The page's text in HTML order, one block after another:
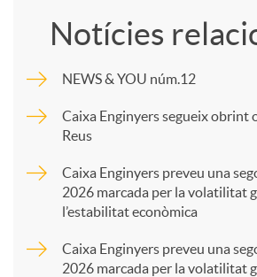
p
a
Notícies
NEWS & YOU núm.12
Caixa Enginyers segueix obrint
Reus
Caixa Enginyers preveu una
2026 marcada per la volatilitat
l’estabilitat econòmica
Caixa Enginyers preveu una
2026 marcada per la volatilitat